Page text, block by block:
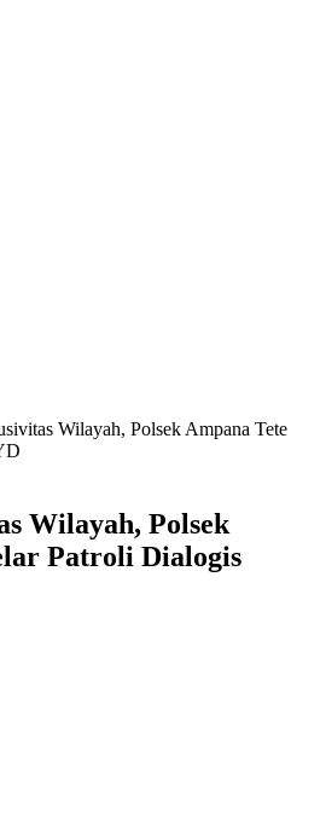
Wilayah, Polsek Ampana Tete
Wilayah, Polsek
Patroli Dialogis